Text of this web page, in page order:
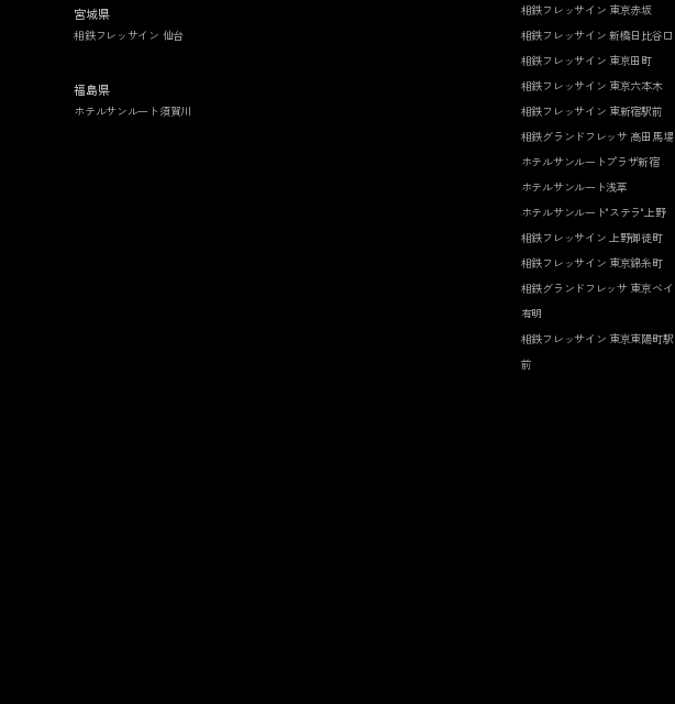
宮城県
相鉄フレッサイン 仙台
福島県
ホテルサンルート須賀川
相鉄フレッサイン 東京赤坂
相鉄フレッサイン 新橋日比谷口
相鉄フレッサイン 東京田町
相鉄フレッサイン 東京六本木
相鉄フレッサイン 東新宿駅前
相鉄グランドフレッサ 高田馬場
ホテルサンルートプラザ新宿
ホテルサンルート浅草
ホテルサンルート"ステラ"上野
相鉄フレッサイン 上野御徒町
相鉄フレッサイン 東京錦糸町
相鉄グランドフレッサ 東京ベイ
有明
相鉄フレッサイン 東京東陽町駅
前